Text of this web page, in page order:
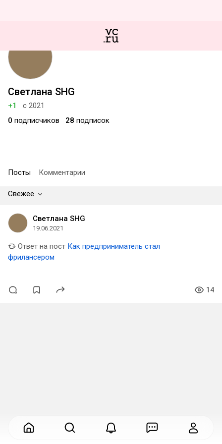
Светлана SHG
+1
с 2021
0 подписчиков 28 подписок
Посты Комментарии
Свежее
Светлана SHG
19.06.2021
Ответ на пост Как предприниматель стал
фрилансером
14